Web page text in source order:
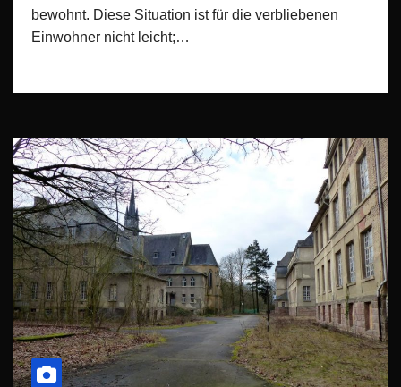
bewohnt. Diese Situation ist für die verbliebenen
Einwohner nicht leicht;…